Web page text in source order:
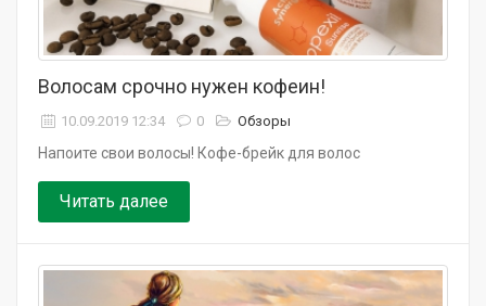
Волосам срочно нужен кофеин!
10.09.2019 12:34 0 Обзоры
Напоите свои волосы! Кофе-брейк для волос
Читать далее